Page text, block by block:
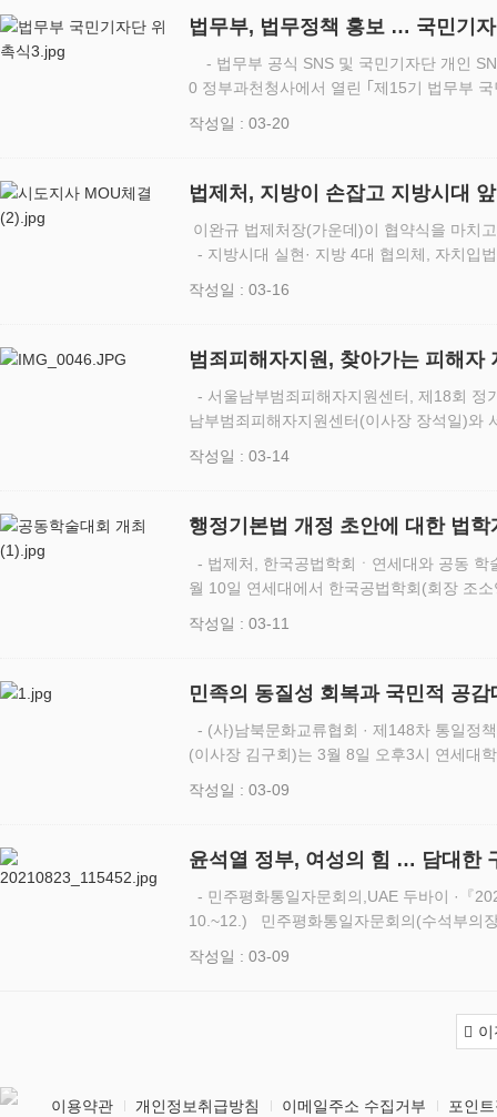
법무부, 법무정책 홍보 … 국민기
0 정부과천청사에서 열린 ｢제15기 법무부
국…
작성일 : 03-20
법제처, 지방이 손잡고 지방시대
이완규 법제처장(가운데)이 협약식을 마치
- 지방시대 실현· 지방 4대 협의체, 자치입
업무 협…
작성일 : 03-16
범죄피해자지원, 찾아가는 피해자
- 서울남부범죄피해자지원센터, 제18회 정기총회 · 감사패 전달식
남부범죄피해자지원센터(이사장 장석일)와
3월10일 오후3시 검찰청 내 중회의실에서
에는 양석조 검사장, …
작성일 : 03-14
행정기본법 개정 초안에 대한 법
- 법제처, 한국공법학회ㆍ연세대와 공동
월 10일 연세대에서 한국공법학회(회장 조
대회는 ① 올해 국…
작성일 : 03-11
민족의 동질성 회복과 국민적 공
- (사)남북문화교류협회 · 제148차 통일정
(이사장 김구회)는 3월 8일 오후3시 연세대
총장 사회로 …
작성일 : 03-09
윤석열 정부, 여성의 힘 … 담
- 민주평화통일자문회의,UAE 두바이 ·『
10.~12.) 민주평화통일자문회의(수석부의장 김관용, 사무처장 석동현, 이하 ‘민주
(R…
작성일 : 03-09
이용약관 개인정보취급방침 이메일주소 수집거부 포인